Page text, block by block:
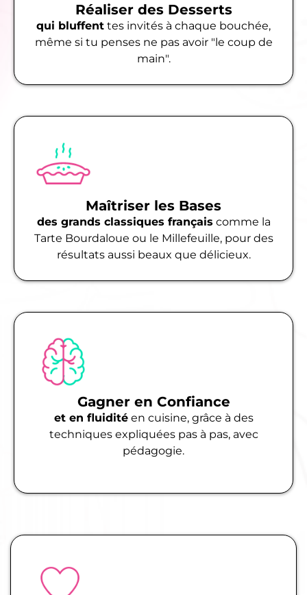
Réaliser des Desserts
qui bluffent tes invités à chaque bouchée,
même si tu penses ne pas avoir "le coup de
main".
Maîtriser les Bases
des grands classiques français comme la
Tarte Bourdaloue ou le Millefeuille, pour des
résultats aussi beaux que délicieux.
Gagner en Confiance
et en fluiditéen cuisine, grâce à des
techniques expliquées pas à pas, avec
pédagogie.